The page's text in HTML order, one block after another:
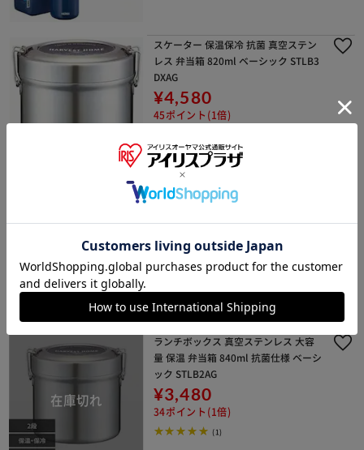
スケーター 保温保冷 抗菌 真空ステン
レス 弁当箱 820ml ベーシック STLB3
DXAG
¥4,580
45ポイント(1倍)
弁当箱 保温 保温弁当箱 1.5L ランチボ
-XE20 象印
イチオシ
¥4,681
46ポイント(1倍)
ランチボックス 真空ステンレス 大容
量 保温 弁当箱 840ml 抗菌仕様 ベーシ
ック STLB2AG
¥3,480
34ポイント(1倍)
(1)